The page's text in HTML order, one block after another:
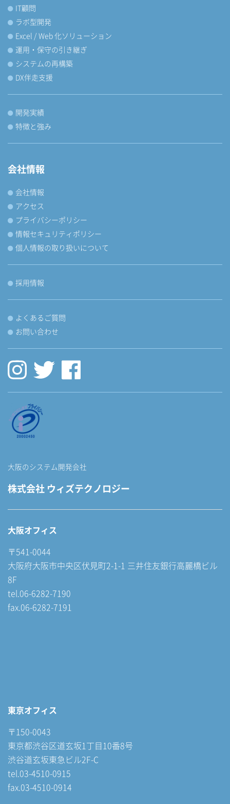
IT顧問
ラボ型開発
Excel / Web 化ソリューション
運用・保守の引き継ぎ
システムの再構築
DX伴走支援
開発実績
特徴と強み
会社情報
会社情報
アクセス
プライバシーポリシー
情報セキュリティポリシー
個人情報の取り扱いについて
採用情報
よくあるご質問
お問い合わせ
大阪のシステム開発会社
株式会社 ウィズテクノロジー
大阪オフィス
〒541-0044
大阪府大阪市中央区伏見町2-1-1 三井住友銀行高麗橋ビル
8F
tel.06-6282-7190
fax.06-6282-7191
東京オフィス
〒150-0043
東京都渋谷区道玄坂1丁目10番8号
渋谷道玄坂東急ビル2F-C
tel.03-4510-0915
fax.03-4510-0914